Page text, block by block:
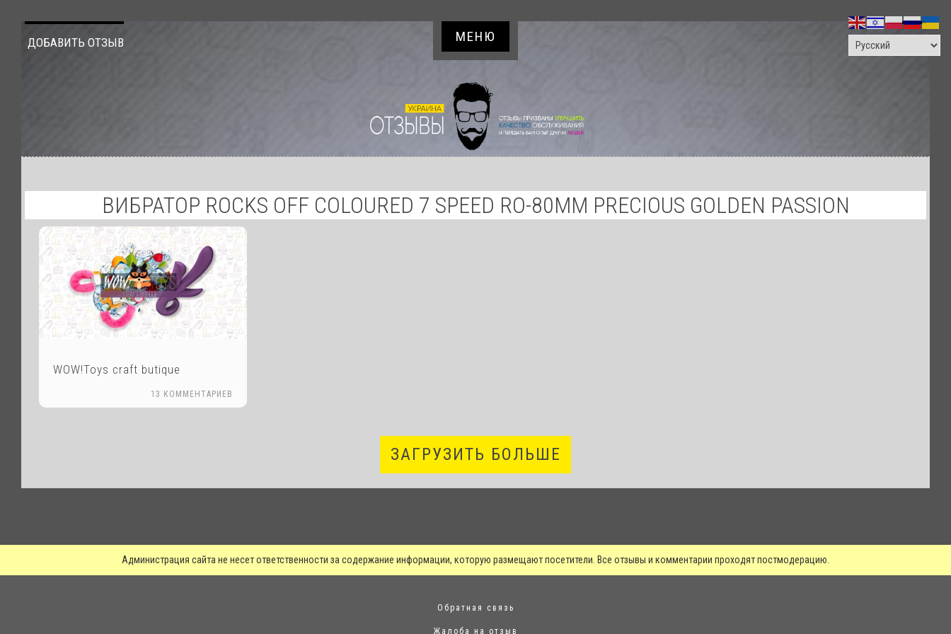
ДОБАВИТЬ ОТЗЫВ МЕНЮ
ВИБРАТОР ROCKS OFF COLOURED 7 SPEED RO-80MM PRECIOUS GOLDEN PASSION
WOW!Toys craft butique
13 КОММЕНТАРИЕВ
ЗАГРУЗИТЬ БОЛЬШЕ
Администрация сайта не несет ответственности за содержание информации, которую размещают посетители. Все отзывы и комментарии проходят постмодерацию.
Обратная связь
Жалоба на отзыв